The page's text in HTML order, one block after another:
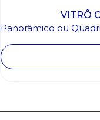
VITRÔ
Panorâmico ou